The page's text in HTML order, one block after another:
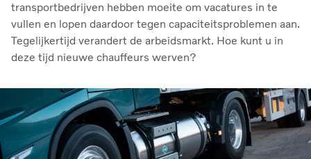
transportbedrijven hebben moeite om vacatures in te
vullen en lopen daardoor tegen capaciteitsproblemen aan.
Tegelijkertijd verandert de arbeidsmarkt. Hoe kunt u in
deze tijd nieuwe chauffeurs werven?